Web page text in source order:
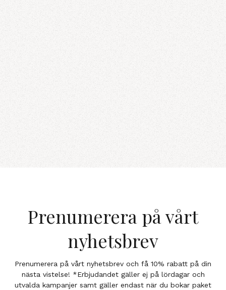
Prenumerera på vårt
nyhetsbrev
Prenumerera på vårt nyhetsbrev och få 10% rabatt på din
nästa vistelse! *Erbjudandet gäller ej på lördagar och
utvalda kampanjer samt gäller endast när du bokar paket